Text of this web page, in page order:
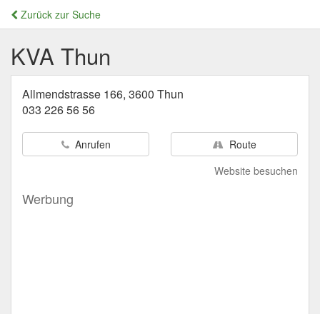
Zurück zur Suche
KVA Thun
Allmendstrasse 166, 3600 Thun
033 226 56 56
Anrufen
Route
Website besuchen
Werbung